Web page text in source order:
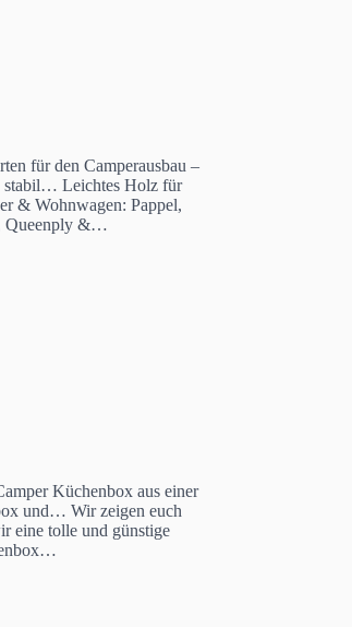
für den Camperausbau –
stabil… Leichtes Holz für
& Wohnwagen: Pappel,
Queenply &…
Küchenbox aus einer
und… Wir zeigen euch
eine tolle und günstige